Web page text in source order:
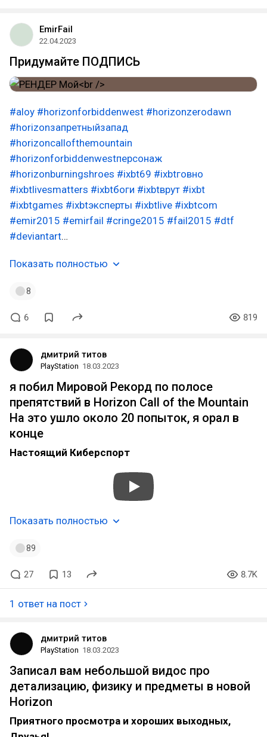
EmirFail
22.04.2023
Придумайте ПОДПИСЬ
#aloy #horizonforbiddenwest #horizonzerodawn
#horizonзапретныйзапад
#horizoncallofthemountain
#horizonforbiddenwestперсонаж
#horizonburningshroes #ixbt69 #ixbtговно
#ixbtlivesmatters #ixbtбоги #ixbtврут #ixbt
#ixbtgames #ixbtэксперты #ixbtlive #ixbtcom
#emir2015 #emirfail #cringe2015 #fail2015 #dtf
#deviantart…
Показать полностью
8
6 819
дмитрий титов
PlayStation 18.03.2023
я побил Мировой Рекорд по полосе
препятствий в Horizon Call of the Mountain
На это ушло около 20 попыток, я орал в
конце
Настоящий Киберспорт
Показать полностью
89
27 13 8.7K
1 ответ на пост
дмитрий титов
PlayStation 18.03.2023
Записал вам небольшой видос про
детализацию, физику и предметы в новой
Horizon
Приятного просмотра и хороших выходных,